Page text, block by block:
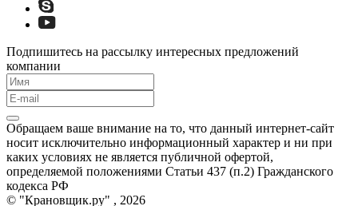
Подпишитесь на рассылку интересных предложений
компании
Обращаем ваше внимание на то, что данный интернет-сайт
носит исключительно информационный характер и ни при
каких условиях не является публичной офертой,
определяемой положениями Статьи 437 (п.2) Гражданского
кодекса РФ
© "Крановщик.ру" , 2026